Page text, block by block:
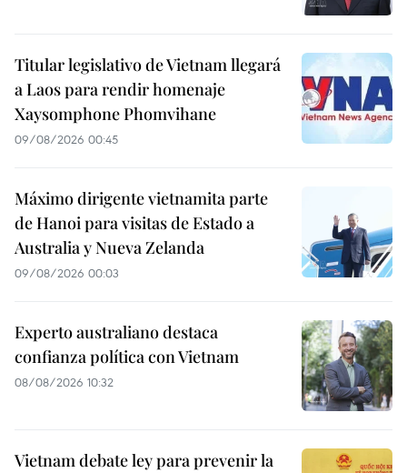
Titular legislativo de Vietnam llegará
a Laos para rendir homenaje
Xaysomphone Phomvihane
09/08/2026 00:45
Máximo dirigente vietnamita parte
de Hanoi para visitas de Estado a
Australia y Nueva Zelanda
09/08/2026 00:03
Experto australiano destaca
confianza política con Vietnam
08/08/2026 10:32
Vietnam debate ley para prevenir la